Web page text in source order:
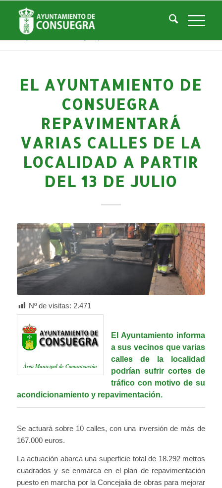
Noticias
Usted está aquí: Inicio / Noticias
Noticias-Actualidad
/
EL AYUNTAMIENTO DE
CONSUEGRA
REPAVIMENTARÁ
VARIAS CALLES DE LA
LOCALIDAD A PARTIR
DEL 13 DE JULIO
Nº de visitas: 2.471
Área Municipal de Comunicación
El Ayuntamiento informa
a sus vecinos que varias
calles de la localidad
podrían sufrir cortes de
tráfico con motivo de su
acondicionamiento y repavimentación.
Se actuará sobre 10 calles, con una inversión de más de
167.000 euros.
La actuación abarca una superficie total de 18.292 metros
cuadrados y se enmarca en el plan de repavimentación
puesto en marcha por la Concejalia de obras para mejorar